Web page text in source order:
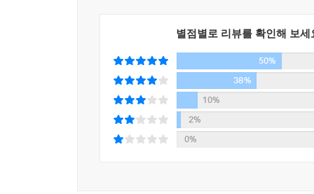
떨이 상품을 싸게 사기 위해서 슈퍼마켓은 항상
캄프라드는 지독한 절약 정신 때문에 부자가 된
“중요한 것은 상대성이에요. 평범한 사람들은
원은 푼돈이라고 생각합니다. 같은 10만 원이라
10만 원이라고 생각합니다.”
인간은 어떤 조건에서 자극을 받느냐에 따라 같
때 보면 금액이 너무 커서 놀랐던 적이 있을 것
별점별로 리뷰를 확인해 보세
50%
38%
10%
2%
0%